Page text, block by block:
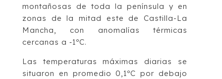
montañosas de toda la península y en
zonas de la mitad este de Castilla-La
Mancha, con anomalías térmicas
cercanas a ‑1ºC.
Las temperaturas máximas diarias se
situaron en promedio 0,1ºC por debajo